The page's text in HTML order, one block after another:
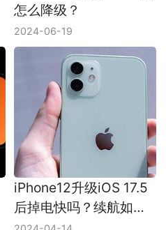
怎么降级？
2024-06-19
iPhone12升级iOS 17.5
后掉电快吗？续航如
何？